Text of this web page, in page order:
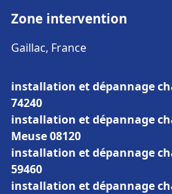
Zone intervention
Gaillac, France
installation et dépannage
74240
installation et dépannage
Meuse 08120
installation et dépannage
59460
installation et dépannage